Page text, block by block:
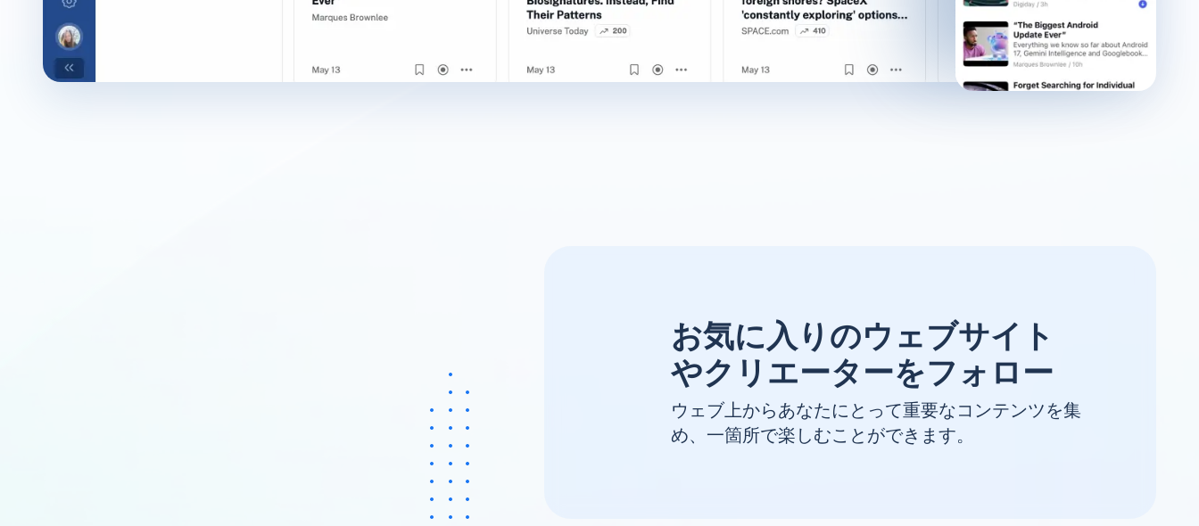
お気に入りのウェブサイト
やクリエーターをフォロー
ウェブ上からあなたにとって重要なコンテンツを集
め、一箇所で楽しむことができます。